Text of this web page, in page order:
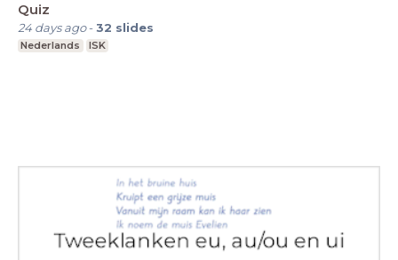
Quiz
24 days ago-32 slides
Nederlands ISK